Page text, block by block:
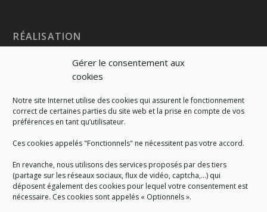
Gérer le consentement aux
cookies
Notre site Internet utilise des cookies qui assurent le fonctionnement
correct de certaines parties du site web et la prise en compte de vos
préférences en tant qu’utilisateur.
Ces cookies appelés "Fonctionnels" ne nécessitent pas votre accord.
En revanche, nous utilisons des services proposés par des tiers
(partage sur les réseaux sociaux, flux de vidéo, captcha,...) qui
déposent également des cookies pour lequel votre consentement est
nécessaire. Ces cookies sont appelés « Optionnels ».
RÉALISATION